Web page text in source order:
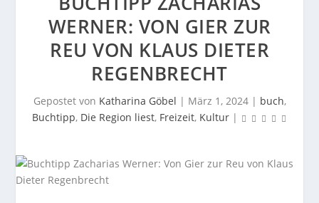
WERNER: VON GIER ZUR
REU VON KLAUS DIETER
REGENBRECHT
Gepostet von Katharina Göbel | März 1, 2024| buch,
Buchtipp, Die Region liest, Freizeit, Kultur|